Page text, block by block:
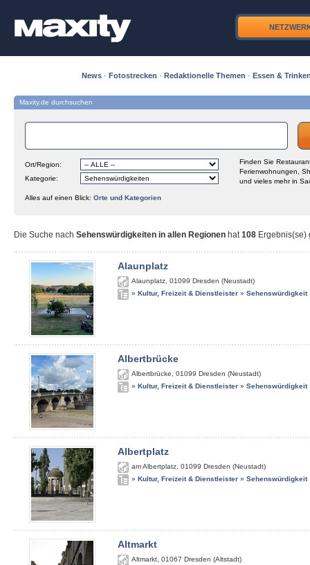
News · Fotostrecken · Redaktionelle Themen · Essen &
Maxity.de durchsuchen
Ort/Region:
Kategorie:
Finden Sie
Ferienwohnungen,
und vieles mehr in
Alles auf einen Blick: Orte und Kategorien
Die Suche nach Sehenswürdigkeiten in allen Regionen hat108 Ergebnis(se)
Alaunplatz
Alaunplatz 01099 Dresden (Neustadt)
» Kultur, Freizeit & Dienstleister » Sehenswürdigkeit
Albertbrücke
Albertbrücke 01099 Dresden (Neustadt)
» Kultur, Freizeit & Dienstleister » Sehenswürdigkeit
Albertplatz
am Albertplatz 01099 Dresden (Neustadt)
» Kultur, Freizeit & Dienstleister » Sehenswürdigkeit
Altmarkt
Altmarkt 01067 Dresden (Altstadt)